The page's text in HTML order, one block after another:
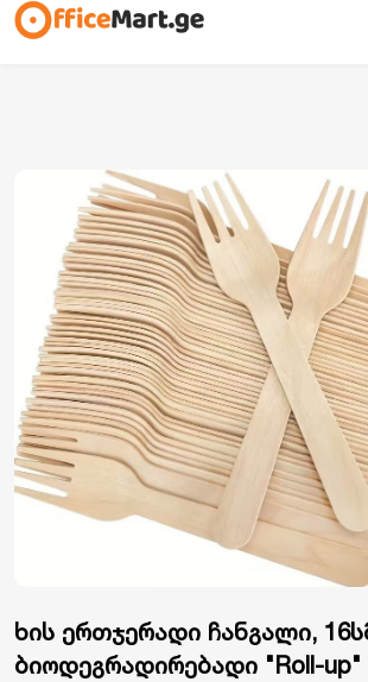
ხის ერთჯერადი ჩანგალი,
ბიოდეგრადირებადი "Roll-up"